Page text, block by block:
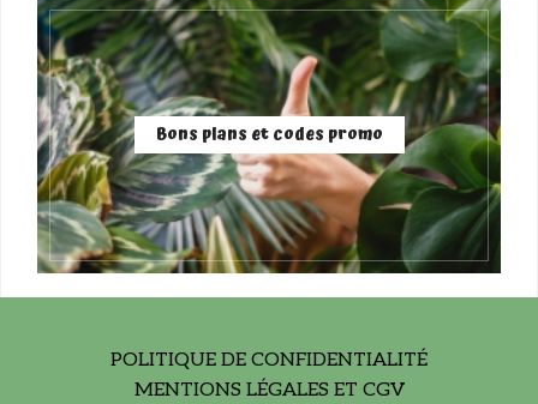
Bons plans et codes promo
POLITIQUE DE CONFIDENTIALITÉ
MENTIONS LÉGALES ET CGV